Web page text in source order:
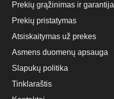
Prekių grąžinimas ir garantija
Prekių pristatymas
Atsiskaitymas už prekes
Asmens duomenų apsauga
Slapukų politika
Tinklaraštis